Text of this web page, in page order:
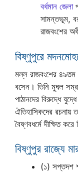
বর্ধমান জেলা
সামন্তভূম,
রাজবংশের
বিষ্ণুপুরে
মল্ল রাজবংশের ৪৯তম
বসেন। তিনি মুঘল
পাঠানদের বিরুদ্ধে
ঐতিহাসিকদের রচনায়
বৈষ্ণবধর্মে দীক্ষিত
বিষ্ণুপুর রাজ্যে
(১) সপ্তদশ